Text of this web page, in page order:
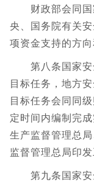
财政部会同国
央、国务院有关
项资金支持的方向
第八条国家安
目标任务，地方
目标任务会同同
定时间内编制完
生产监督管理总
监督管理总局印发
第九条国家安